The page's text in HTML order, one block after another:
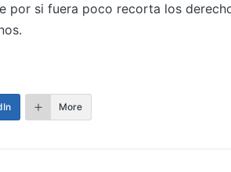
por si fuera poco recorta los
More